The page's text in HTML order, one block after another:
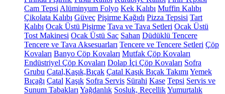
Cam Tepsi Alüminyum Folyo Kek Kalıbı Muffin Kalıbı
Çikolata Kalıbı Güveç Pişirme Kağıdı Pizza Tepsisi Tart
Kalıbı Ocak Üstü Pişirme Tava ve Tava Setleri Ocak Üstü
Tost Makinesi Ocak Üstü Sac Sahan Düdüklü Tencere
Tencere ve Tava Aksesuarları Tencere ve Tencere Setleri Çöp
Kovaları Banyo Çöp Kovaları Mutfak Çöp Kovaları
Endüstriyel Çöp Kovaları Dolap İçi Çöp Kovaları Sofra
Grubu Çatal,Kaşık,Bıçak Çatal Kaşık Bıçak Takımı Yemek
Bıçağı Çatal Kaşık Sofra Servis Sürahi Kase Tepsi Servis ve
Sunum Tabakları Yağdanlık Sosluk, ReçellikYumurtalık